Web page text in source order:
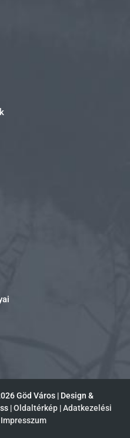
Göd Város | Design &
|Oldaltérkép |Adatkezelési
Impresszum